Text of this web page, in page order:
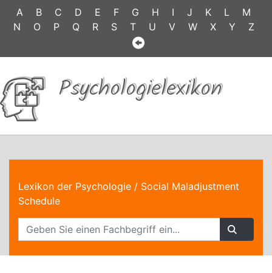
A B C D E F G H I J K L
M
N
O P Q R S T U V W X Y Z
Psychologielexikon
Lexikon der Psychologie / Social Maladjustment
Schedule